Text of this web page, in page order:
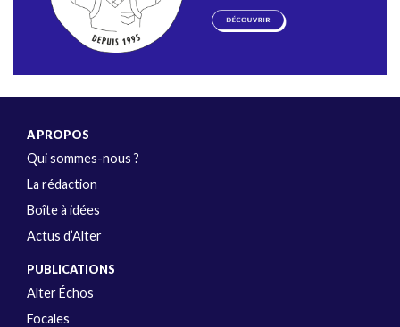
A PROPOS
Qui sommes-nous ?
La rédaction
Boîte à idées
Actus d’Alter
PUBLICATIONS
Alter Échos
Focales